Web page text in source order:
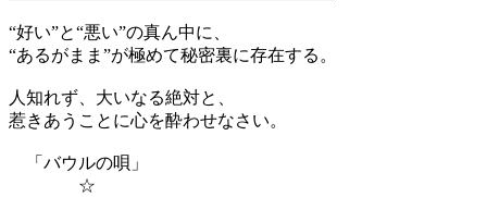
“好い”と“悪い”の真ん中に、
“あるがまま”が極めて秘密裏に存在する。
人知れず、大いなる絶対と、
惹きあうことに心を酔わせなさい。
「バウルの唄」
☆